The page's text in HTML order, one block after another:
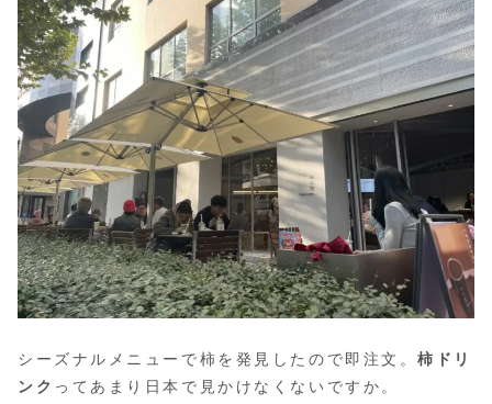
シーズナルメニューで柿を発見したので即注文。柿ドリ
ンク ってあまり日本で見かけなくないですか。